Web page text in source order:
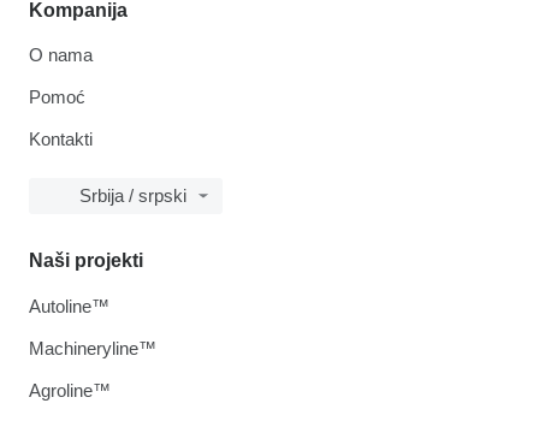
Kompanija
O nama
Pomoć
Kontakti
Srbija / srpski
Naši projekti
Autoline™
Machineryline™
Agroline™